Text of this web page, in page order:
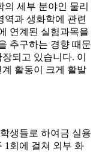
세부 분야인 물리
역과 생화학에 관련
연계된 실험과목을
추구하는 경향 때문
되고 있습니다. 이
활동이 크게 활발
생들로 하여금 실용
1회에 걸쳐 외부 화